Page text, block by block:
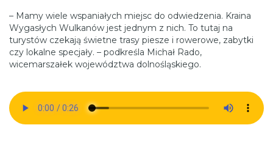
– Mamy wiele wspaniałych miejsc do odwiedzenia. Kraina
Wygasłych Wulkanów jest jednym z nich. To tutaj na
turystów czekają świetne trasy piesze i rowerowe, zabytki
czy lokalne specjały. – podkreśla Michał Rado,
wicemarszałek województwa dolnośląskiego.